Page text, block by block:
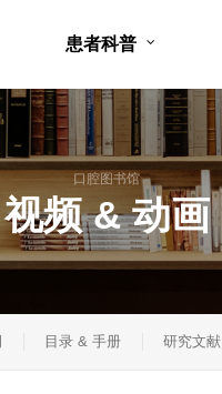
患者科普
口腔图书馆
视频 & 动画
目录 & 手册 研究文献